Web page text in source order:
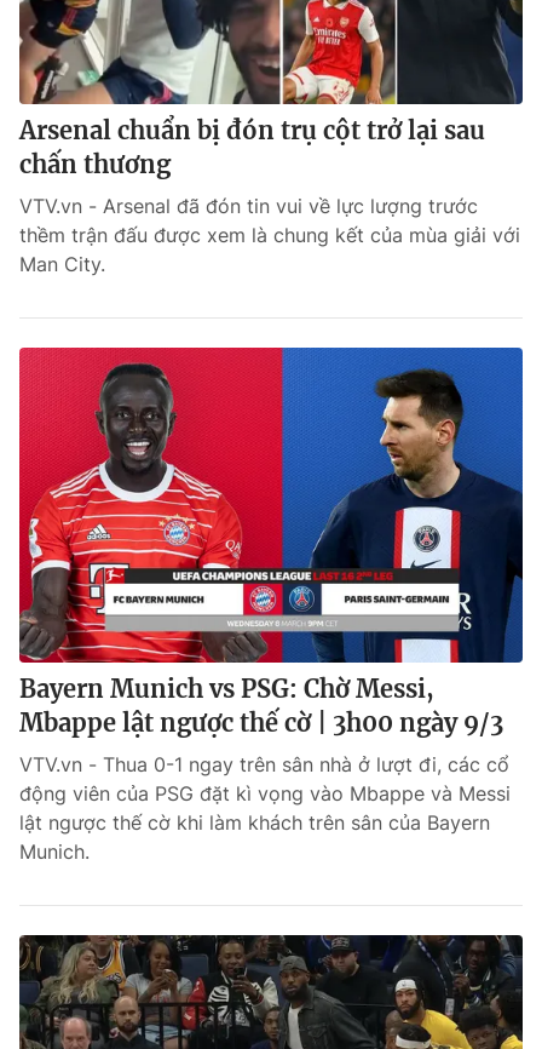
Arsenal chuẩn bị đón trụ cột trở lại sau
chấn thương
VTV.vn - Arsenal đã đón tin vui về lực lượng trước
thềm trận đấu được xem là chung kết của mùa giải với
Man City.
Bayern Munich vs PSG: Chờ Messi,
Mbappe lật ngược thế cờ | 3h00 ngày 9/3
VTV.vn - Thua 0-1 ngay trên sân nhà ở lượt đi, các cổ
động viên của PSG đặt kì vọng vào Mbappe và Messi
lật ngược thế cờ khi làm khách trên sân của Bayern
Munich.